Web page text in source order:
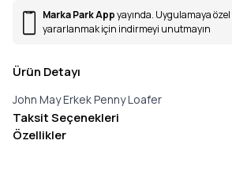
Marka Park Appyayında. Uygulamaya
yararlanmak için indirmeyi unutmayın
Ürün Detayı
John May Erkek Penny Loafer
Taksit Seçenekleri
Özellikler